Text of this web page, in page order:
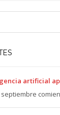
artificial